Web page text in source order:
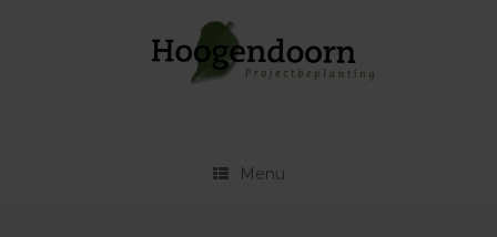
Menu